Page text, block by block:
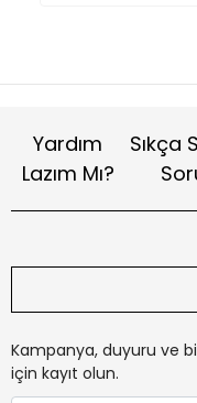
Yardım
Lazım Mı?
Sıkça
Kampanya, duyuru ve
için kayıt olun.